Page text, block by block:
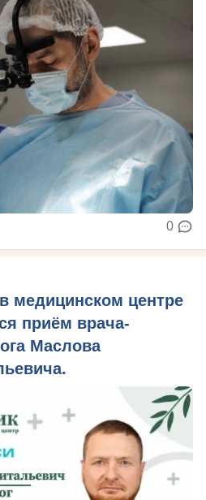
0
медицинском центре
приём врача-
Маслова